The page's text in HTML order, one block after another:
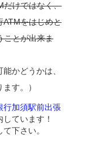
だけではなく、
ATMをはじめと
ことが出来ま
かどうかは、
す。）
行加須駅前出張
ています！
下さい。